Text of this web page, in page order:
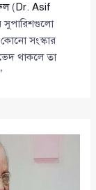
( Dr. Asif
সুপারিশগুলো
সংস্কার
থাকলে তা